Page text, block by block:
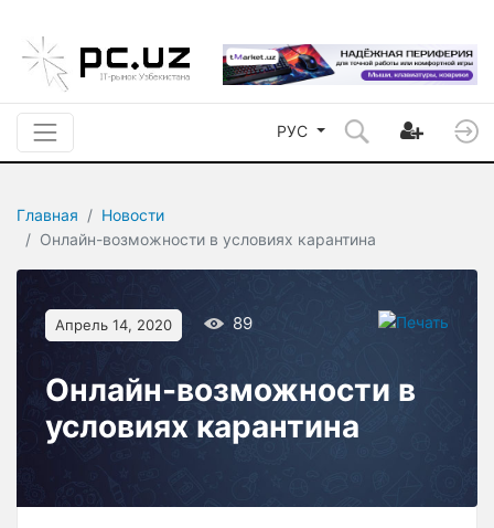
РУС
Главная
Новости
Онлайн-возможности в условиях карантина
Апрель 14, 2020 89
Онлайн-возможности в
условиях карантина